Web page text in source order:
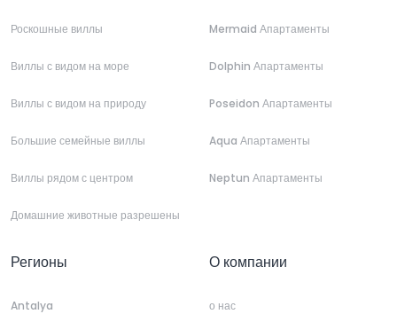
Роскошные виллы
Виллы с видом на море
Виллы с видом на природу
Большие семейные виллы
Виллы рядом с центром
Домашние животные разрешены
Mermaid Апартаменты
Dolphin Апартаменты
Poseidon Апартаменты
Aqua Апартаменты
Neptun Апартаменты
Регионы
Antalya
О компании
о нас